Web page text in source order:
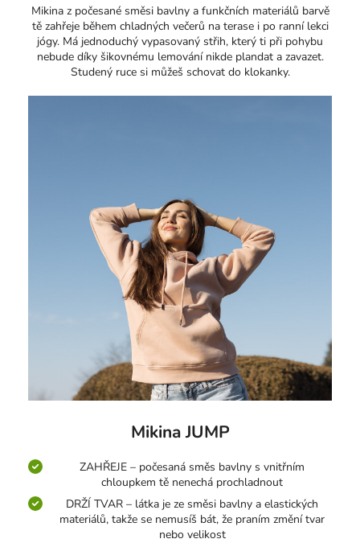
Mikina z počesané směsi bavlny a funkčních materiálů barvě
tě zahřeje během chladných večerů na terase i po ranní lekci
jógy. Má jednoduchý vypasovaný střih, který ti při pohybu
nebude díky šikovnému lemování nikde plandat a zavazet.
Studený ruce si můžeš schovat do klokanky.
Mikina JUMP
ZAHŘEJE – počesaná směs bavlny s vnitřním
chloupkem tě nenechá prochladnout
DRŽÍ TVAR – látka je ze směsi bavlny a elastických
materiálů, takže se nemusíš bát, že praním změní tvar
nebo velikost